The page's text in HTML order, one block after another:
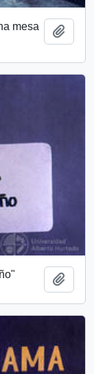
mesa